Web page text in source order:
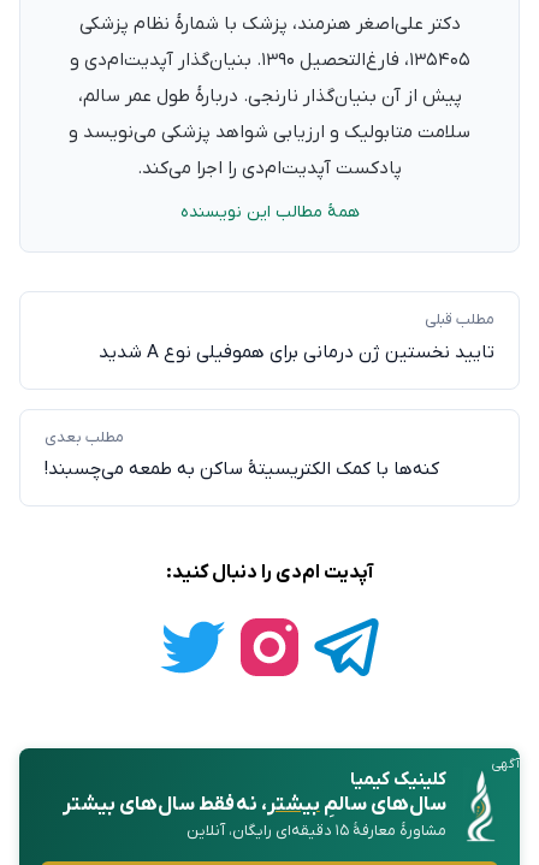
دکتر علی‌اصغر هنرمند، پزشک با شمارهٔ نظام پزشکی
۱۳۵۴۰۵، فارغ‌التحصیل ۱۳۹۰. بنیان‌گذار آپدیت‌ام‌دی و
پیش از آن بنیان‌گذار نارنجی. دربارهٔ طول عمر سالم،
سلامت متابولیک و ارزیابی شواهد پزشکی می‌نویسد و
پادکست آپدیت‌ام‌دی را اجرا می‌کند.
همهٔ مطالب این نویسنده
مطلب قبلی
تایید نخستین ژن درمانی برای هموفیلی نوع A شدید
مطلب بعدی
کنه‌ها با کمک الکتریسیتهٔ ساکن به طمعه می‌چسبند!
آپدیت ام‌دی را دنبال کنید:
آگهی
کلینیک کیمیا
سال‌های سالمِبیشتر، نه فقط سال‌های بیشتر
مشاورهٔ معارفهٔ ۱۵ دقیقه‌ای رایگان، آنلاین